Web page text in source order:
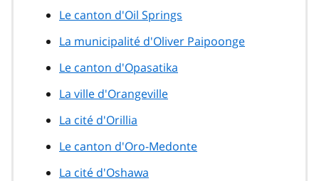
Le canton d'Oil Springs
La municipalité d'Oliver Paipoonge
Le canton d'Opasatika
La ville d'Orangeville
La cité d'Orillia
Le canton d'Oro-Medonte
La cité d'Oshawa